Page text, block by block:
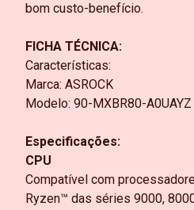
bom custo-benefício.
FICHA TÉCNICA:
Características:
Marca: ASROCK
Modelo: 90-MXBR80-A0UAYZ
Especificações:
CPU
Compatível com
Ryzen™ das séries 9000,